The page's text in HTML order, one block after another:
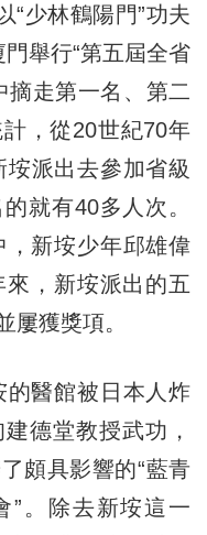
“少林鶴陽門”功夫
舉行“第五屆全省
摘走第一名、第二
，從20世紀70年
派出去參加省級
就有40多人次。
，新垵少年邱雄偉
，新垵派出的五
屢獲獎項。
醫館被日本人炸
德堂教授武功，
頗具影響的“藍青
”。除去新垵這一